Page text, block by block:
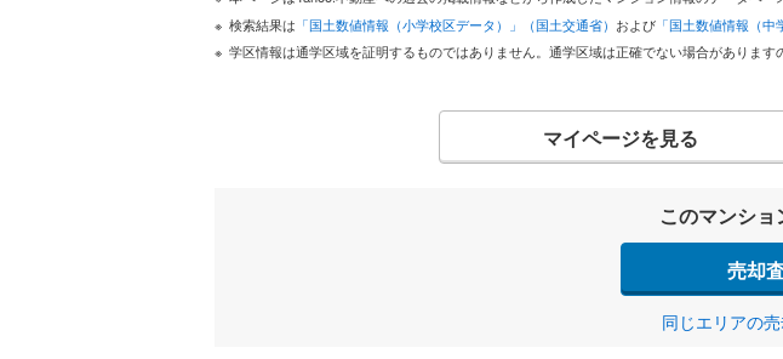
検索結果は 「国土数値情報（小学校区データ）」（国土交通省） および 「国土数値情報（中
学区情報は通学区域を証明するものではありません。通学区域は正確でない場合がありま
マイページを見る
このマンシ
売却
同じエリアの